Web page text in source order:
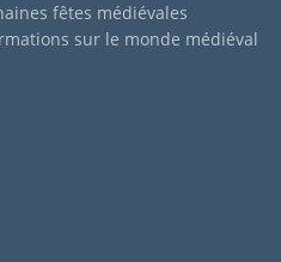
fêtes médiévales
sur le monde médiéval